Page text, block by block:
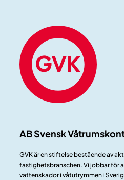
AB Svensk
GVK är en stiftelse bestående av
fastighetsbranschen. Vi jobbar för
vattenskador i våtutrymmen i